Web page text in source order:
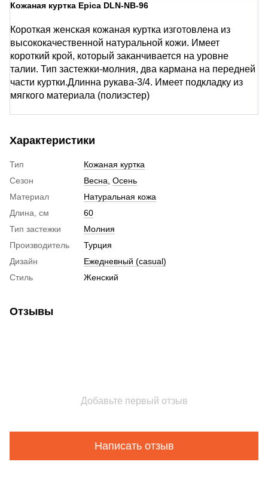
Кожаная куртка Epica DLN-NB-96
Короткая женская кожаная куртка изготовлена ​​из
высококачественной натуральной кожи. Имеет
короткий крой, который заканчивается на уровне
талии. Тип застежки-молния, два кармана на передней
части куртки.Длинна рукава-3/4. Имеет подкладку из
мягкого материала (полиэстер)
Характеристики
Тип
Кожаная куртка
Сезон
Весна, Осень
Материал
Натуральная кожа
Длина, см
60
Тип застежки
Молния
Производитель
Турция
Дизайн
Ежедневный (casual)
Стиль
Женский
Отзывы
Добавьте первый отзыв
Написать отзыв